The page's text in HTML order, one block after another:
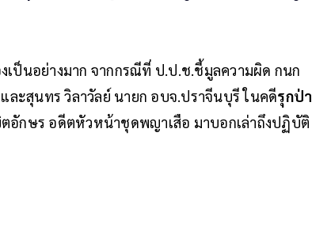
เป็นอย่างมาก จากกรณีที่ ป.ป.ช.ชี้มูลความผิด กนก
ละสุนทร วิลาวัลย์ นายก อบจ.ปราจีนบุรี ในคดีรุกป่า
อักษร อดีตหัวหน้าชุดพญาเสือ มาบอกเล่าถึงปฏิบัติ